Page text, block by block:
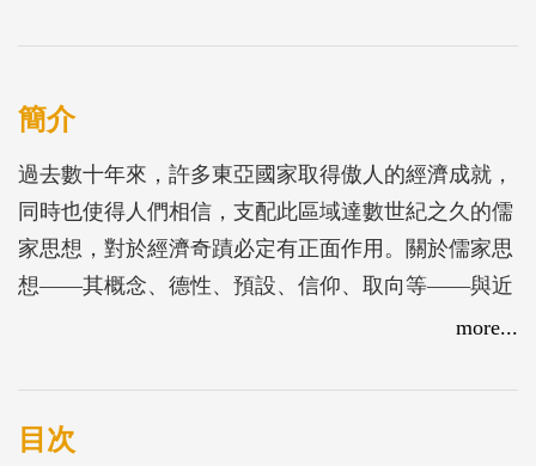
簡介
過去數十年來，許多東亞國家取得傲人的經濟成就，
同時也使得人們相信，支配此區域達數世紀之久的儒
家思想，對於經濟奇蹟必定有正面作用。關於儒家思
想——其概念、德性、預設、信仰、取向等——與近
現代東亞之經濟、產業、科技發展間的關聯，學界已
滋生近代科學等課題，也受到熱切的關注。
這些討論當然有助於我們了解傳統中國的社會和文
more...
目次